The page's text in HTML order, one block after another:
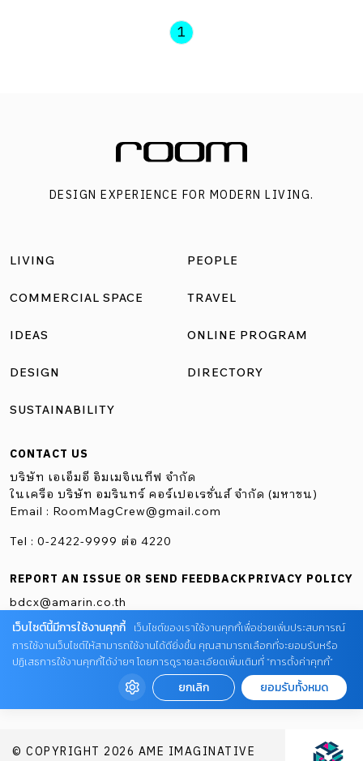
1
DESIGN EXPERIENCE FOR MODERN LIVING.
LIVING
COMMERCIAL SPACE
IDEAS
DESIGN
SUSTAINABILITY
PEOPLE
TRAVEL
ONLINE PROGRAM
DIRECTORY
CONTACT US
บริษัท เอเอ็มอี อิมเมจิเนทีฟ จำกัด
ในเครือ บริษัท อมรินทร์ คอร์เปอเรชั่นส์ จำกัด (มหาชน)
Email : RoomMagCrew@gmail.com
Tel : 0-2422-9999 ต่อ 4220
REPORT AN ISSUE OR SEND FEEDBACK
bdcx@amarin.co.th
PRIVACY POLICY
© COPYRIGHT 2026 AME IMAGINATIVE
เว็บไซต์นี้มีการใช้งานคุกกี้
เว็บไซต์ของเราใช้งานคุกกี้เพื่อช่วยเพิ่มประสบการณ์
การใช้งานเว็บไซต์ให้สามารถใช้งานได้ดียิ่งขึ้น คุณสามารถเลือกที่จะยอมรับหรือ
ปฏิเสธการใช้งานคุกกี้ได้ง่ายๆ โดยการดูรายละเอียดเพิ่มเติมที่ “การตั้งค่าคุกกี้”
ยกเลิก ยอมรับทั้งหมด